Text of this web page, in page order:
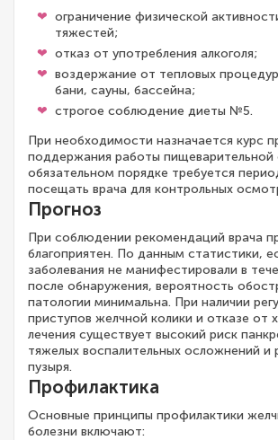
ограничение физической
тяжестей;
отказ от употребления алкоголя;
воздержание от тепловых
бани, сауны, бассейна;
строгое соблюдение диеты №5.
При необходимости назначается курс
поддержания работы пищеварительной
обязательном порядке требуется
посещать врача для контрольных
Прогноз
При соблюдении рекомендаций врача
благоприятен. По данным статистики,
заболевания не манифестировали в
после обнаружения, вероятность
патологии минимальна. При наличии
приступов желчной колики и отказе от
лечения существует высокий риск
тяжелых воспалительных осложнений и
пузыря.
Профилактика
Основные принципы профилактики
болезни включают: